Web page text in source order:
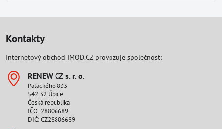
Kontakty
Internetový obchod IMOD.CZ provozuje společnost:
RENEW CZ s​. r​. o​.
Palackého 833
542 32 Úpice
Česká republika
IČO: 28806689
DIČ: CZ28806689